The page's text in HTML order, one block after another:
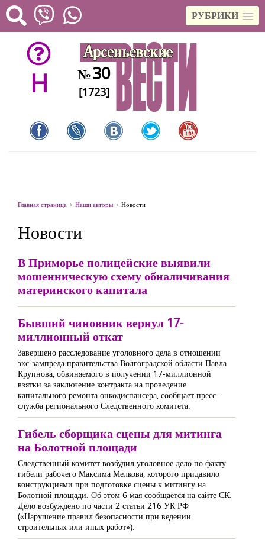
РУБРИКИ
H №30
[1723]
Главная страница Наши авторы Новости
Новости
В Приморье полицейские выявили
мошенническую схему обналичивания
материнского капитала
Бывший чиновник вернул 17-
миллионный откат
Завершено расследование уголовного дела в отношении
экс-зампреда правительства Волгоградской области Павла
Крупнова, обвиняемого в получении 17-миллионной
взятки за заключение контракта на проведение
капитального ремонта онкодиспансера, сообщает пресс-
служба регионального Следственного комитета.
Гибель сборщика сцены для митинга
на Болотной площади
Следственный комитет возбудил уголовное дело по факту
гибели рабочего Максима Мелкова, которого придавило
конструкциями при подготовке сцены к митингу на
Болотной площади. Об этом 6 мая сообщается на сайте СК.
Дело возбуждено по части 2 статьи 216 УК РФ
(«Нарушение правил безопасности при ведении
строительных или иных работ»).